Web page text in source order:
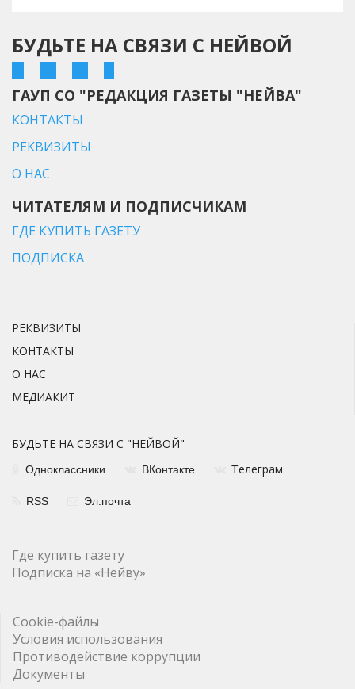
БУДЬТЕ НА СВЯЗИ С НЕЙВОЙ
ГАУП СО "РЕДАКЦИЯ ГАЗЕТЫ "НЕЙВА"
КОНТАКТЫ
РЕКВИЗИТЫ
О НАС
ЧИТАТЕЛЯМ И ПОДПИСЧИКАМ
ГДЕ КУПИТЬ ГАЗЕТУ
ПОДПИСКА
РЕКВИЗИТЫ
КОНТАКТЫ
О НАС
МЕДИАКИТ
БУДЬТЕ НА СВЯЗИ С "НЕЙВОЙ"
Одноклассники ВКонтакте Телеграм
RSS Эл.почта
Где купить газету
Подписка на «Нейву»
Cookie-файлы
Условия использования
Противодействие коррупции
Документы